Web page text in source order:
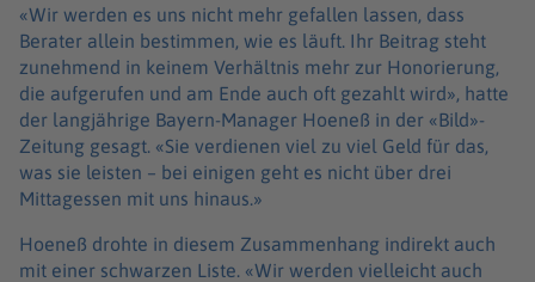
«Wir werden es uns nicht mehr gefallen lassen, dass
Berater allein bestimmen, wie es läuft. Ihr Beitrag steht
zunehmend in keinem Verhältnis mehr zur Honorierung,
die aufgerufen und am Ende auch oft gezahlt wird», hatte
der langjährige Bayern-Manager Hoeneß in der «Bild»-
Zeitung gesagt. «Sie verdienen viel zu viel Geld für das,
was sie leisten – bei einigen geht es nicht über drei
Mittagessen mit uns hinaus.»
Hoeneß drohte in diesem Zusammenhang indirekt auch
mit einer schwarzen Liste. «Wir werden vielleicht auch